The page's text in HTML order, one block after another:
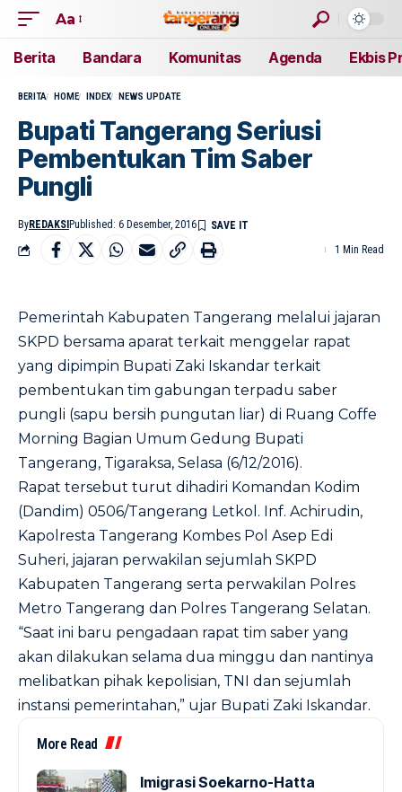
Aa
Berita Bandara Komunitas Agenda Ekbis
BERITA HOME INDEX NEWS UPDATE
Bupati Tangerang Seriusi
Pembentukan Tim Saber
Pungli
ByREDAKSI Published: 6 Desember, 2016
1 Min Read
Pemerintah Kabupaten Tangerang melalui jajaran
SKPD bersama aparat terkait menggelar rapat
yang dipimpin Bupati Zaki Iskandar terkait
pembentukan tim gabungan terpadu saber
pungli (sapu bersih pungutan liar) di Ruang Coffe
Morning Bagian Umum Gedung Bupati
Tangerang, Tigaraksa, Selasa (6/12/2016).
Rapat tersebut turut dihadiri Komandan Kodim
(Dandim) 0506/Tangerang Letkol. Inf. Achirudin,
Kapolresta Tangerang Kombes Pol Asep Edi
Suheri, jajaran perwakilan sejumlah SKPD
Kabupaten Tangerang serta perwakilan Polres
Metro Tangerang dan Polres Tangerang Selatan.
“Saat ini baru pengadaan rapat tim saber yang
akan dilakukan selama dua minggu dan nantinya
melibatkan pihak kepolisian, TNI dan sejumlah
instansi pemerintahan,” ujar Bupati Zaki Iskandar.
More Read
Imigrasi Soekarno-Hatta